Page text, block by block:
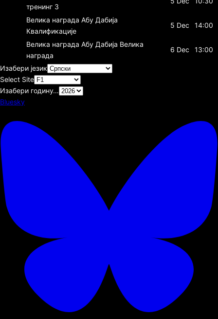
тренинг 3
Велика награда Абу Дабија
Квалификације
5 Dec 14:00
Велика награда Абу Дабија Велика
награда
6 Dec 13:00
Изабери језик
Select Site
Изабери годину…
Bluesky